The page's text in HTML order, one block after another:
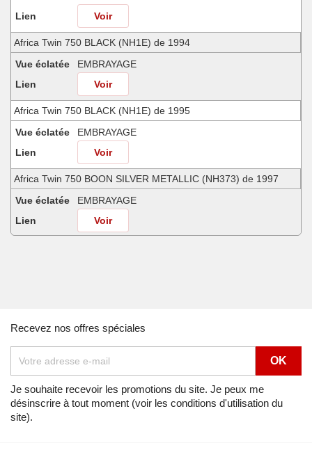
Lien
Voir
Africa Twin 750 BLACK (NH1E) de 1994
Vue éclatée
EMBRAYAGE
Lien
Voir
Africa Twin 750 BLACK (NH1E) de 1995
Vue éclatée
EMBRAYAGE
Lien
Voir
Africa Twin 750 BOON SILVER METALLIC (NH373) de 1997
Vue éclatée
EMBRAYAGE
Lien
Voir
EMBRAYAGE
Lien
Voir
Africa Twin 750 NOIR (NH1) de 1996
Vue éclatée
EMBRAYAGE
Lien
Recevez nos offres spéciales
Je souhaite recevoir les promotions du site. Je peux me
désinscrire à tout moment (voir les conditions d'utilisation du
site).